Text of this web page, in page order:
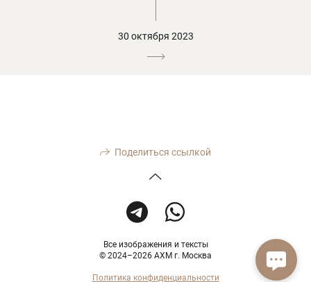
30 октября 2023
Поделиться ссылкой
Все изображения и тексты
© 2024–2026 АХМ г. Москва
Политика конфиденциальности